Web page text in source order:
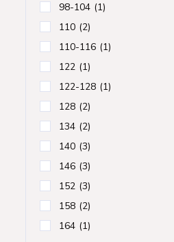
98-104 (1)
110 (2)
110-116 (1)
122 (1)
122-128 (1)
128 (2)
134 (2)
140 (3)
146 (3)
152 (3)
158 (2)
164 (1)